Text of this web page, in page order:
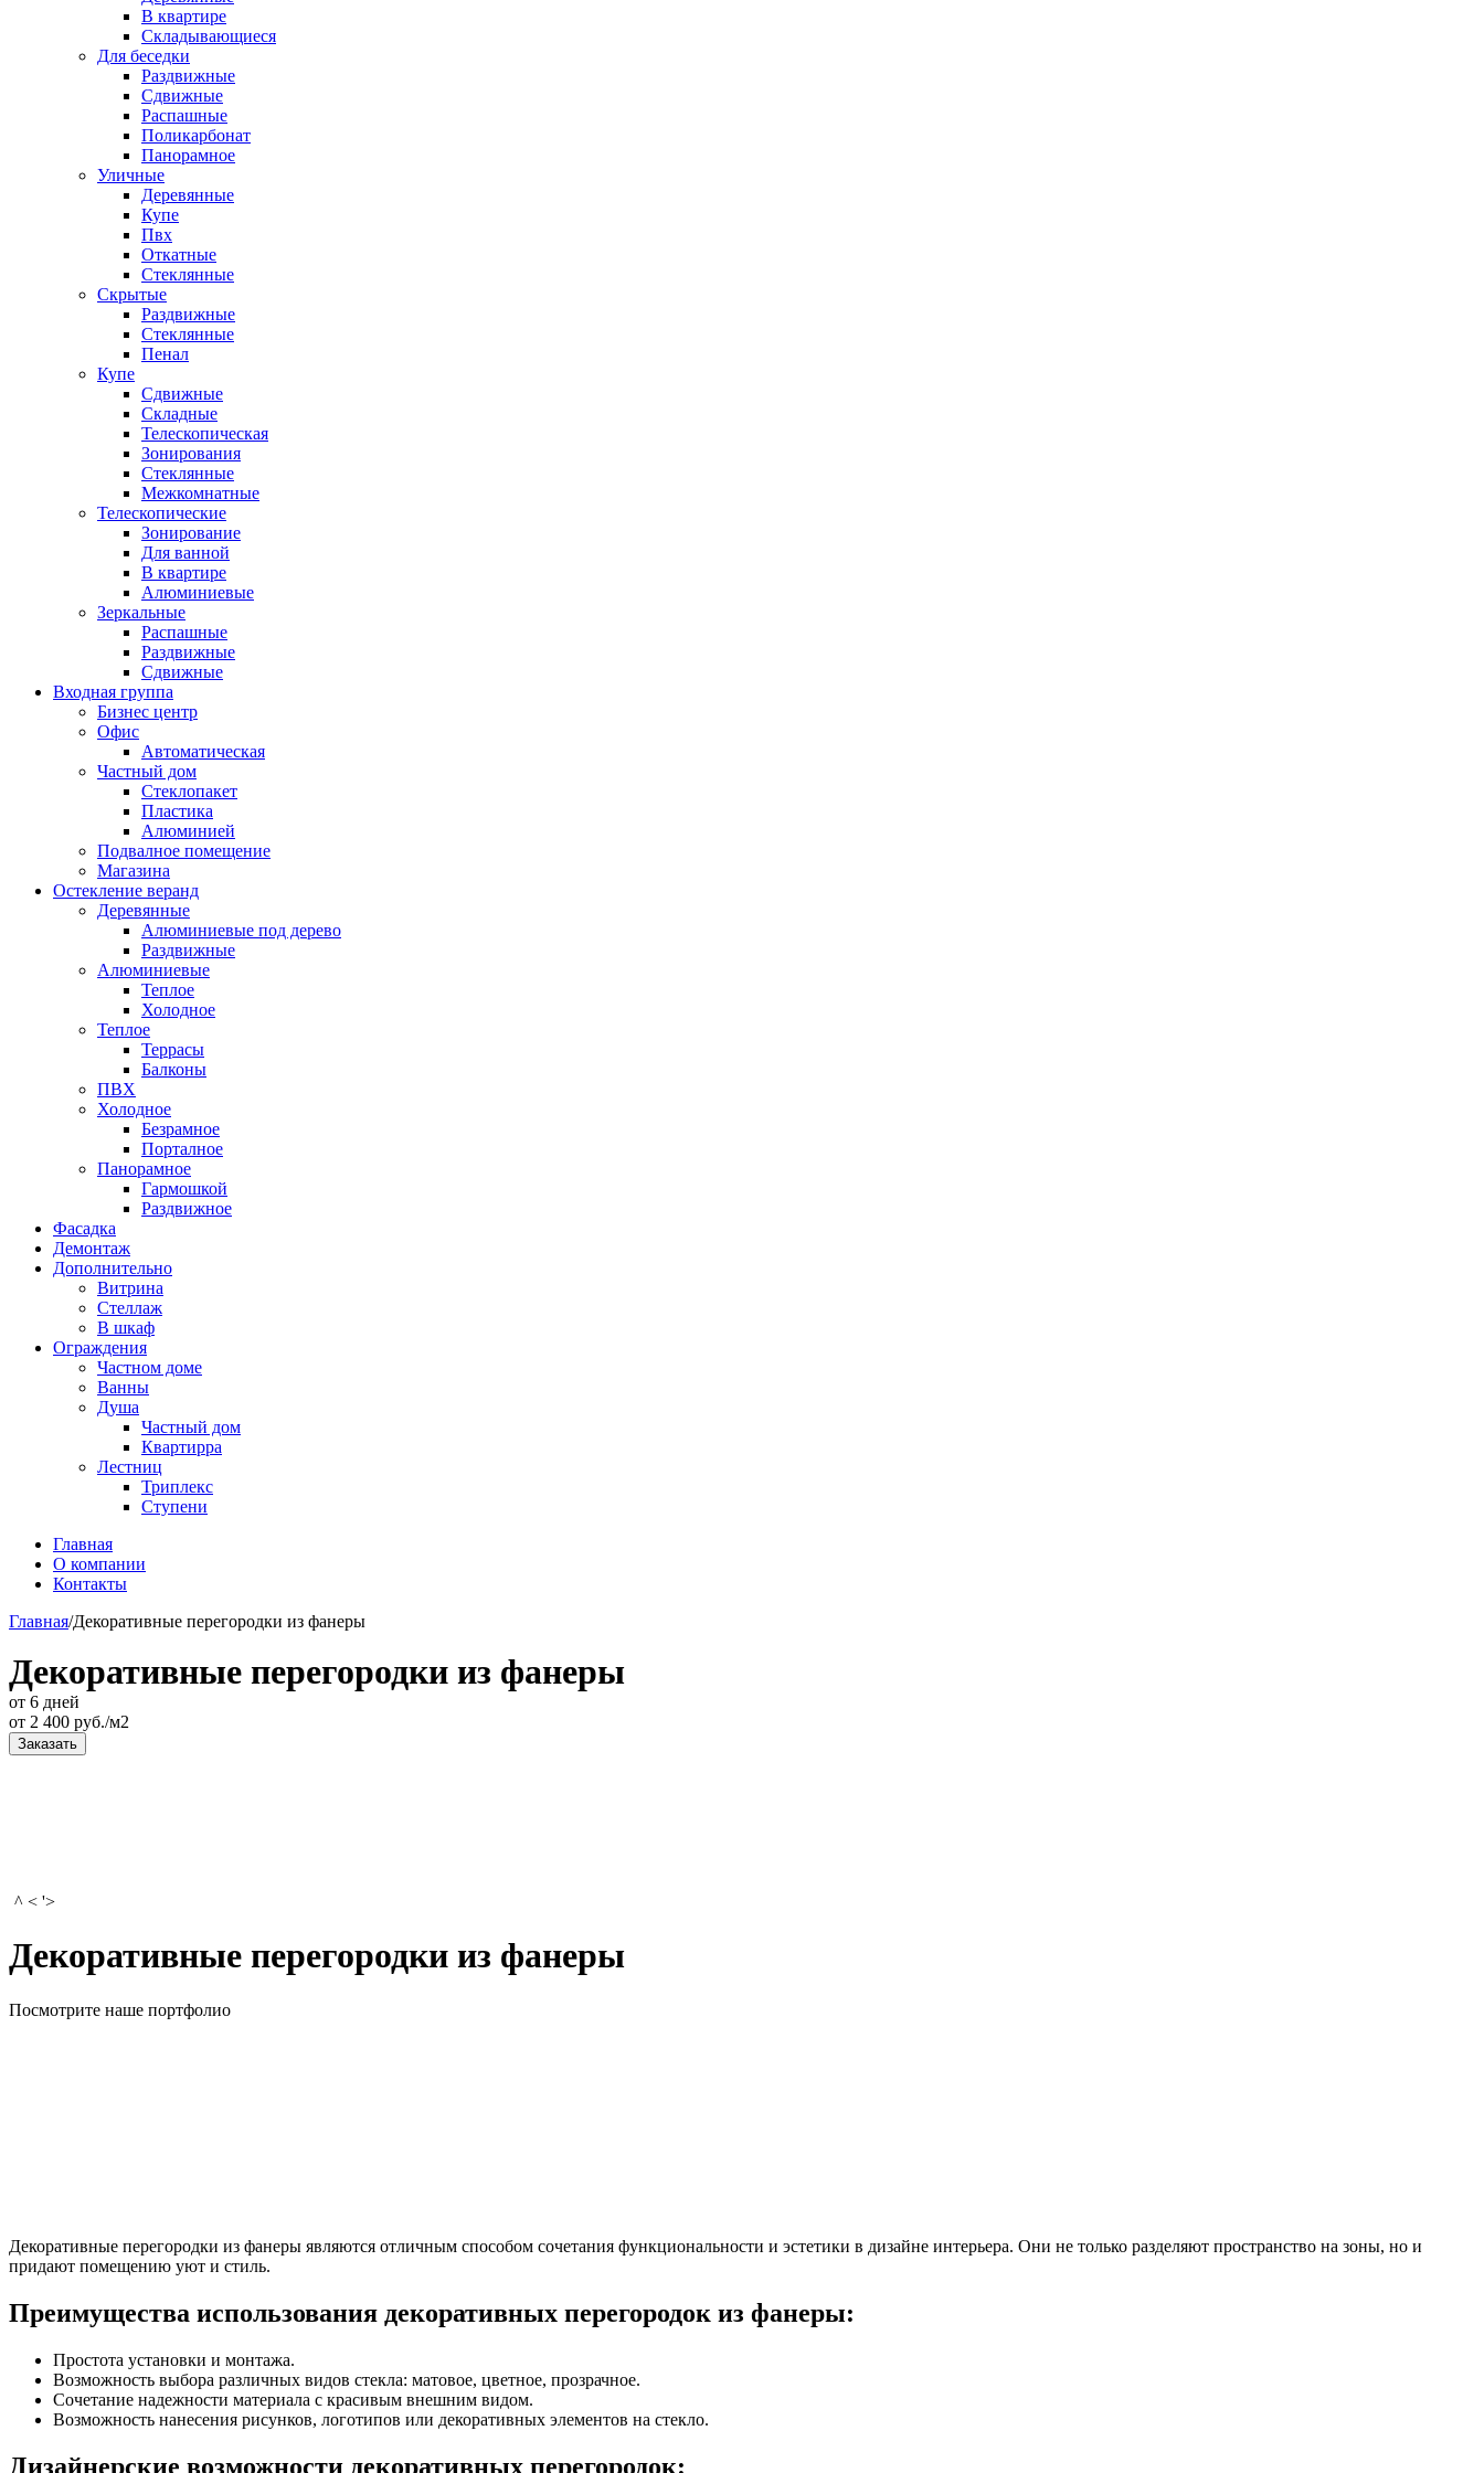
В квартире
Складывающиеся
Для беседки
Раздвижные
Сдвижные
Распашные
Поликарбонат
Панорамное
Уличные
Деревянные
Купе
Пвх
Откатные
Стеклянные
Скрытые
Раздвижные
Стеклянные
Пенал
Купе
Сдвижные
Складные
Телескопическая
Зонирования
Стеклянные
Межкомнатные
Телескопические
Зонирование
Для ванной
В квартире
Алюминиевые
Зеркальные
Распашные
Раздвижные
Сдвижные
Входная группа
Бизнес центр
Офис
Автоматическая
Частный дом
Стеклопакет
Пластика
Алюминией
Подвалное помещение
Магазина
Остекление веранд
Деревянные
Алюминиевые под дерево
Раздвижные
Алюминиевые
Теплое
Холодное
Теплое
Террасы
Балконы
ПВХ
Холодное
Безрамное
Порталное
Панорамное
Гармошкой
Раздвижное
Фасадка
Демонтаж
Дополнительно
Витрина
Стеллаж
В шкаф
Ограждения
Частном доме
Ванны
Душа
Частный дом
Квартирра
Лестниц
Триплекс
Ступени
Главная
О компании
Контакты
Главная/Декоративные перегородки из фанеры
Декоративные перегородки из фанеры
от 6 дней
от 2 400 руб./м2
Заказать
^ < '>
Декоративные перегородки из фанеры
Посмотрите наше портфолио
Декоративные перегородки из фанеры являются отличным способом сочетания функциональности и эстетики в дизайне интерьера. Они не только разделяют пространство на зоны, но и
придают помещению уют и стиль.
Преимущества использования декоративных перегородок из фанеры:
Простота установки и монтажа.
Возможность выбора различных видов стекла: матовое, цветное, прозрачное.
Сочетание надежности материала с красивым внешним видом.
Возможность нанесения рисунков, логотипов или декоративных элементов на стекло.
Дизайнерские возможности декоративных перегородок: